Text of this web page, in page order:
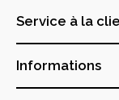
Service à la
Informations